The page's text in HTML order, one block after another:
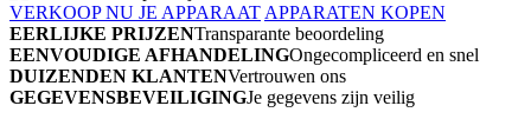
VERKOOP NU JE APPARAAT APPARATEN KOPEN
EERLIJKE PRIJZENTransparante beoordeling
EENVOUDIGE AFHANDELINGOngecompliceerd en snel
DUIZENDEN KLANTENVertrouwen ons
GEGEVENSBEVEILIGINGJe gegevens zijn veilig